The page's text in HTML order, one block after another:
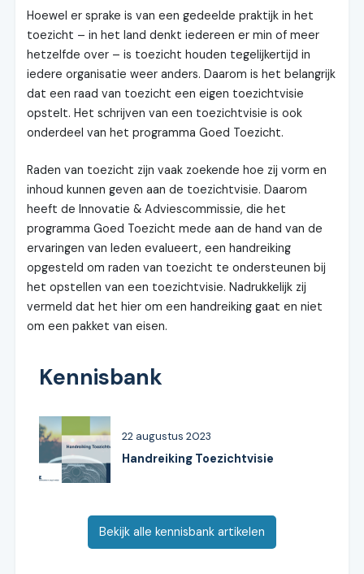
Hoewel er sprake is van een gedeelde praktijk in het
toezicht – in het land denkt iedereen er min of meer
hetzelfde over – is toezicht houden tegelijkertijd in
iedere organisatie weer anders. Daarom is het belangrijk
dat een raad van toezicht een eigen toezichtvisie
opstelt. Het schrijven van een toezichtvisie is ook
onderdeel van het programma Goed Toezicht.
Raden van toezicht zijn vaak zoekende hoe zij vorm en
inhoud kunnen geven aan de toezichtvisie. Daarom
heeft de Innovatie & Adviescommissie, die het
programma Goed Toezicht mede aan de hand van de
ervaringen van leden evalueert, een handreiking
opgesteld om raden van toezicht te ondersteunen bij
het opstellen van een toezichtvisie. Nadrukkelijk zij
vermeld dat het hier om een handreiking gaat en niet
om een pakket van eisen.
Kennisbank
Handreiking Toezichtvisie
22 augustus 2023
Bekijk alle kennisbank artikelen